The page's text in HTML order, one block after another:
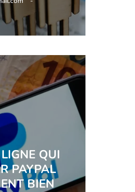
QUI
PAYPAL
BIEN